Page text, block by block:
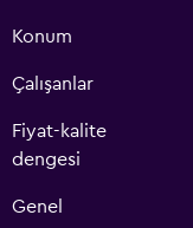
Konum
Çalışanlar
Fiyat-kalite
dengesi
Genel